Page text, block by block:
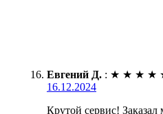
Евгений Д. : ★ ★ ★ ★
16.12.2024
Крутой сервис! Заказал